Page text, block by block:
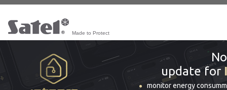
Made to Protect
update for
monitor energy